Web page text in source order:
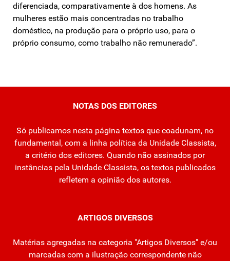
diferenciada, comparativamente à dos homens. As
mulheres estão mais concentradas no trabalho
doméstico, na produção para o próprio uso, para o
próprio consumo, como trabalho não remunerado”.
NOTAS DOS EDITORES
Só publicamos nesta página textos que coadunam, no
fundamental, com a linha política da Unidade Classista,
a critério dos editores. Quando não assinados por
instâncias pela Unidade Classista, os textos publicados
refletem a opinião dos autores.
ARTIGOS DIVERSOS
Matérias agregadas na categoria "Artigos Diversos" e/ou
marcadas com a ilustração correspondente não